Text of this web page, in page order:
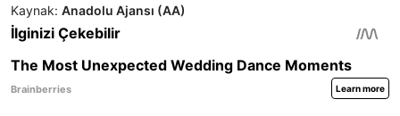
Kaynak: Anadolu Ajansı (AA)